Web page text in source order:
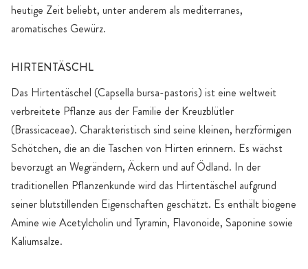
heutige Zeit beliebt, unter anderem als mediterranes,
aromatisches Gewürz.
HIRTENTÄSCHL
Das Hirtentäschel (Capsella bursa-pastoris) ist eine weltweit
verbreitete Pflanze aus der Familie der Kreuzblütler
(Brassicaceae). Charakteristisch sind seine kleinen, herzförmigen
Schötchen, die an die Taschen von Hirten erinnern. Es wächst
bevorzugt an Wegrändern, Äckern und auf Ödland. In der
traditionellen Pflanzenkunde wird das Hirtentäschel aufgrund
seiner blutstillenden Eigenschaften geschätzt. Es enthält biogene
Amine wie Acetylcholin und Tyramin, Flavonoide, Saponine sowie
Kaliumsalze.